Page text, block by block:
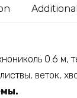
0.6 м,
веток,